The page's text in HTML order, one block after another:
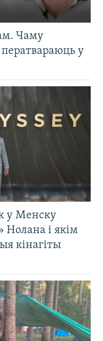
Чаму
у
у Менску
і якім
кінагіты